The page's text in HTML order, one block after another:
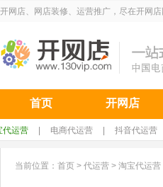
开网店、网店装修、运营推广，尽在开网店
首页 开网店
代运营 电商代运营 抖音代运营
当前位置： 首页 > 代运营 > 淘宝代运营